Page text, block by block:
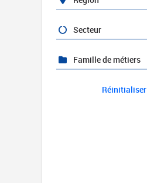
Secteur
Famille de métiers
Réinitialiser